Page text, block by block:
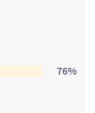
76%